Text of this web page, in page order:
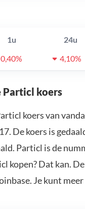
1u 24u
0,40%
4,10%
Particl koers
koers van
De koers is
Particl is de
kopen? Dat kan.
Je kunt